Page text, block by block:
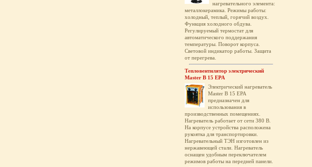
нагревательного элемента:
металлокерамика. Режимы работы:
холодный, теплый, горячий воздух.
Функция холодного обдува.
Регулируемый термостат для
автоматического поддержания
температуры. Поворот корпуса.
Световой индикатор работы. Защита
от перегрева.
Тепловентилятор электрический
Master B 15 EPA
Электрический нагреватель
Master B 15 EPA
предназначен для
использования в
производственных помещениях.
Нагреватель работает от сети 380 В.
На корпусе устройства расположена
рукоятка для транспортировки.
Нагревательный ТЭН изготовлен из
нержавеющей стали. Нагреватель
оснащен удобным переключателем
режимов работы на передней панели.